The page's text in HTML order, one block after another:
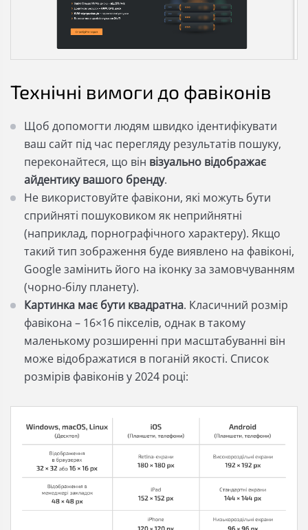
Технічні вимоги до фавіконів
Щоб допомогти людям швидко ідентифікувати
ваш сайт під час перегляду результатів пошуку,
переконайтеся, що він візуально відображає
айдентику вашого бренду.
Не використовуйте фавікони, які можуть бути
сприйняті пошуковиком як неприйнятні
(наприклад, порнографічного характеру). Якщо
такий тип зображення буде виявлено на фавіконі,
Google замінить його на іконку за замовчуванням
(чорно-білу планету).
Картинка має бути квадратна. Класичний розмір
фавікона – 16×16 пікселів, однак в такому
маленькому розширенні при масштабуванні він
може відображатися в поганій якості. Список
розмірів фавіконів у 2024 році: